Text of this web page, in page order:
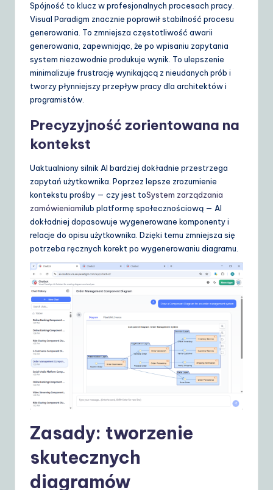
Spójność to klucz w profesjonalnych procesach pracy.
Visual Paradigm znacznie poprawił stabilność procesu
generowania. To zmniejsza częstotliwość awarii
generowania, zapewniając, że po wpisaniu zapytania
system niezawodnie produkuje wynik. To ulepszenie
minimalizuje frustrację wynikającą z nieudanych prób i
tworzy płynniejszy przepływ pracy dla architektów i
programistów.
Precyzyjność zorientowana na
kontekst
Uaktualniony silnik AI bardziej dokładnie przestrzega
zapytań użytkownika. Poprzez lepsze zrozumienie
kontekstu prośby — czy jest toSystem zarządzania
zamówieniamilub platformę społecznościową — AI
dokładniej dopasowuje wygenerowane komponenty i
relacje do opisu użytkownika. Dzięki temu zmniejsza się
potrzeba ręcznych korekt po wygenerowaniu diagramu.
Zasady: tworzenie
skutecznych
diagramów